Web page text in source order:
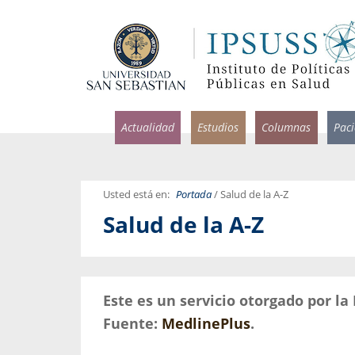
Actualidad Estudios Columnas
Usted está en: Portada/ Salud de la A-Z
Salud de la A-Z
Este es un servicio otorgado por
Fuente: MedlinePlus.
Pérez, Jorge Acosta y
por incapacidad
Ignacio Rodríguez
Pandemias del
Usamos la palabra